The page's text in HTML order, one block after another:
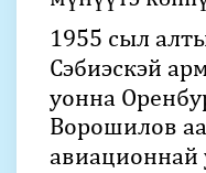
1955 сыл
Сэбиэскэй
уонна
Ворошилов